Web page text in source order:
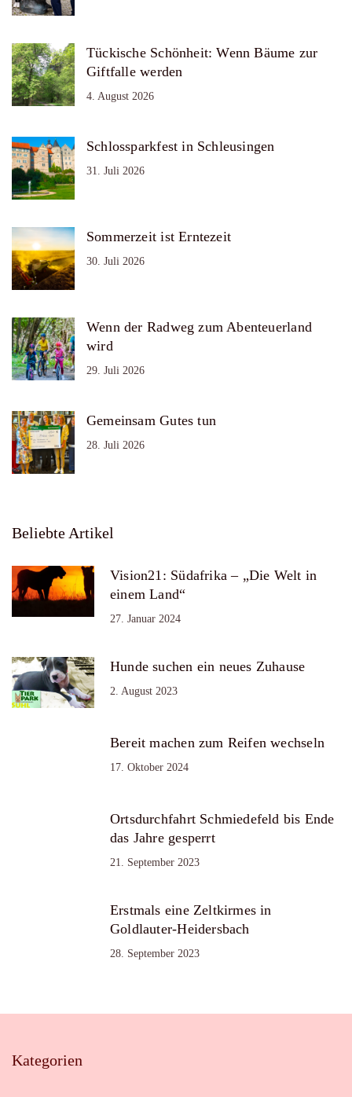
Tückische Schönheit: Wenn Bäume zur
Giftfalle werden
4. August 2026
Schlossparkfest in Schleusingen
31. Juli 2026
Sommerzeit ist Erntezeit
30. Juli 2026
Wenn der Radweg zum Abenteuerland
wird
29. Juli 2026
Gemeinsam Gutes tun
28. Juli 2026
Beliebte Artikel
Vision21: Südafrika – „Die Welt in
einem Land“
27. Januar 2024
Hunde suchen ein neues Zuhause
2. August 2023
Bereit machen zum Reifen wechseln
17. Oktober 2024
Ortsdurchfahrt Schmiedefeld bis Ende
das Jahre gesperrt
21. September 2023
Erstmals eine Zeltkirmes in
Goldlauter-Heidersbach
28. September 2023
Kategorien